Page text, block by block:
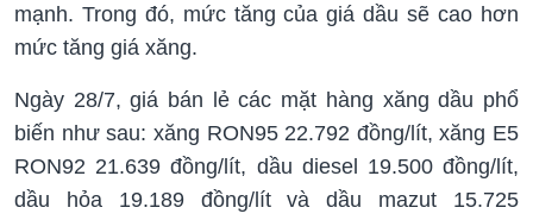
mạnh. Trong đó, mức tăng của giá dầu sẽ cao hơn
mức tăng giá xăng.
Ngày 28/7, giá bán lẻ các mặt hàng xăng dầu phổ
biến như sau: xăng RON95 22.792 đồng/lít, xăng E5
RON92 21.639 đồng/lít, dầu diesel 19.500 đồng/lít,
dầu hỏa 19.189 đồng/lít và dầu mazut 15.725